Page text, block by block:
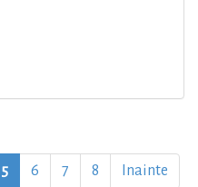
5 6 7 8 Inainte